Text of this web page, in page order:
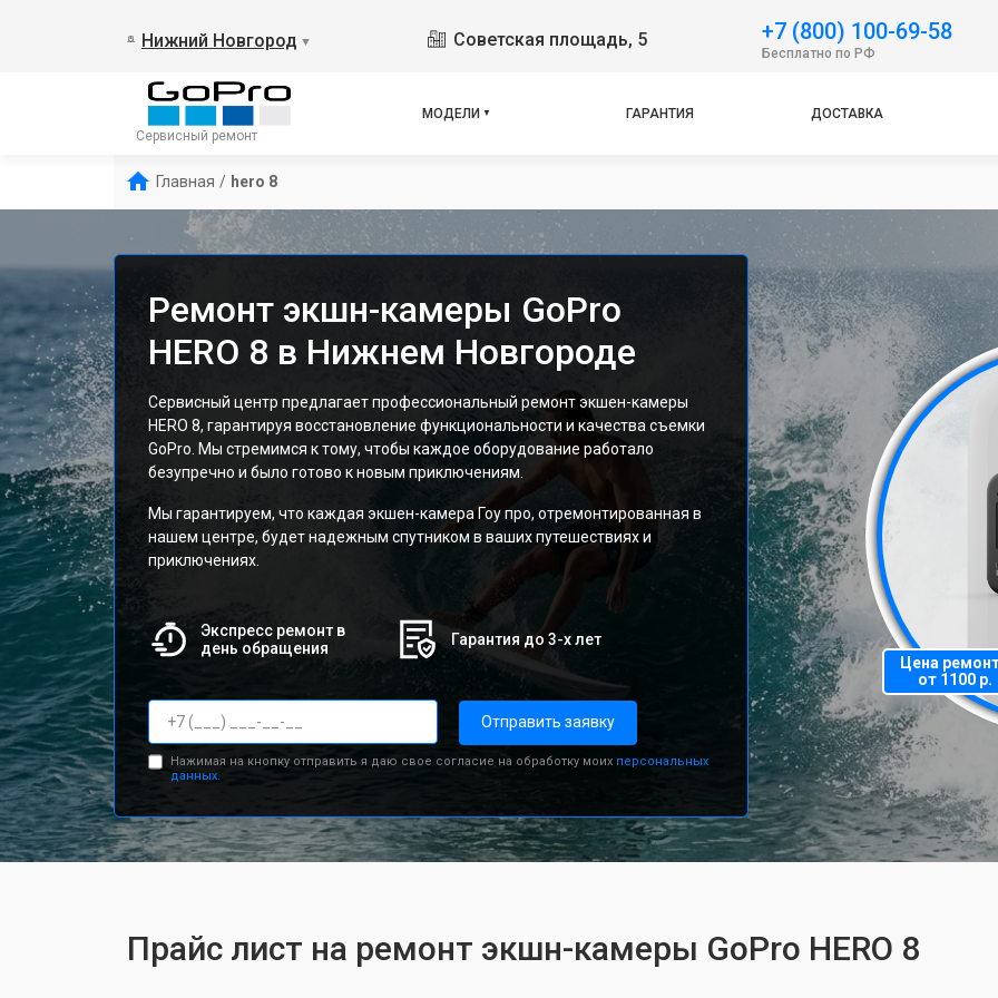
Нижний Новгород ▼ Советская площадь, 5 +7 (800) 100-69-58
Бесплатно по РФ
Сервисный ремонт
МОДЕЛИ ГАРАНТИЯ ДОСТАВКА
Главная / hero 8
Ремонт экшн-камеры GoPro
HERO 8 в Нижнем Новгороде
Сервисный центр предлагает профессиональный ремонт экшен-камеры
HERO 8, гарантируя восстановление функциональности и качества съемки
GoPro. Мы стремимся к тому, чтобы каждое оборудование работало
безупречно и было готово к новым приключениям.
Мы гарантируем, что каждая экшен-камера Гоу про, отремонтированная в
нашем центре, будет надежным спутником в ваших путешествиях и
приключениях.
Экспресс ремонт в
день обращения
Гарантия до 3-х лет
Отправить заявку
Нажимая на кнопку отправить я даю свое согласие на обработку моих персональных
данных.
Цена
от 1100 р.
Прайс лист на ремонт экшн-камеры GoPro HERO 8